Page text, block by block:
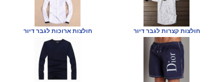
חולצות ארוכות לגבר דיור חולצות קצרות לגבר דיור